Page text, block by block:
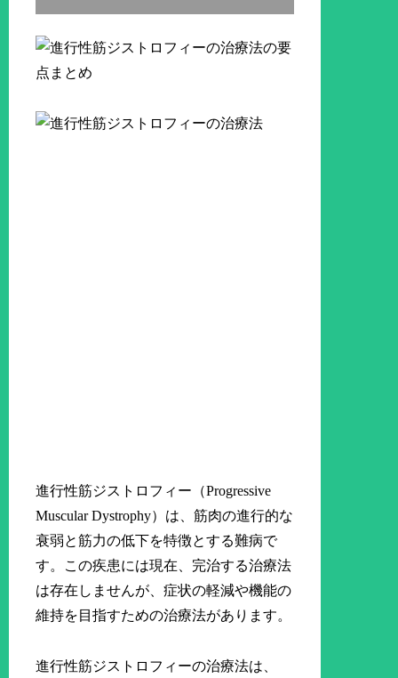
進行性筋ジストロフィー（Progressive
Muscular Dystrophy）は、筋肉の進行的な
衰弱と筋力の低下を特徴とする難病で
す。この疾患には現在、完治する治療法
は存在しませんが、症状の軽減や機能の
維持を目指すための治療法があります。
進行性筋ジストロフィーの治療法は、